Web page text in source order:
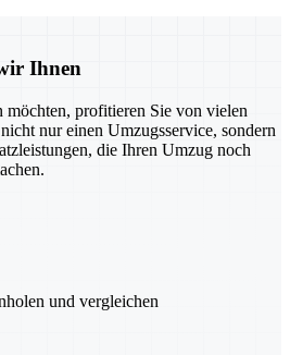
Ihnen
möchten, profitieren Sie von vielen
nur einen Umzugsservice, sondern
die Ihren Umzug noch
und vergleichen